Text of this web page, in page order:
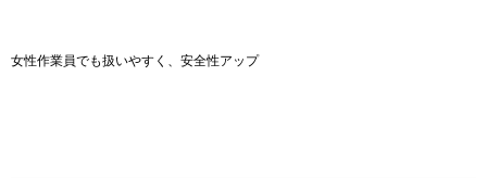
女性作業員でも扱いやすく、安全性アップ